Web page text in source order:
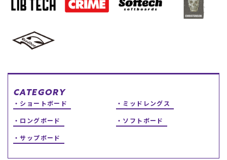
ブランド一覧
覧
中古/アウトレット サー
フ
ー
ギフトラッピング
よくある質問
お問い合わせ
CATEGORY
ショートボード
ミッドレングス
ロングボード
ソフトボード
サップボード